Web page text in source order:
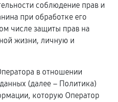
соблюдение прав и
при обработке его
числе защиты прав на
жизни, личную и
в отношении
(далее – Политика)
которую Оператор